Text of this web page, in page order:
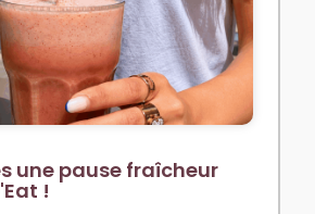
une pause fraîcheur
!